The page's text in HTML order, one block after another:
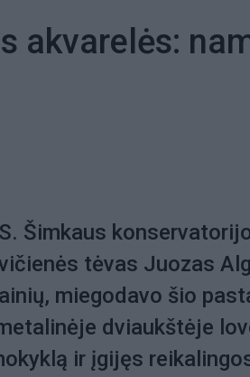
akvarelės:
Šimkaus
tėvas Juozas
miegodavo šio
dviaukštėje
ir įgijęs